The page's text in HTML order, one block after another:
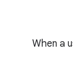
When a